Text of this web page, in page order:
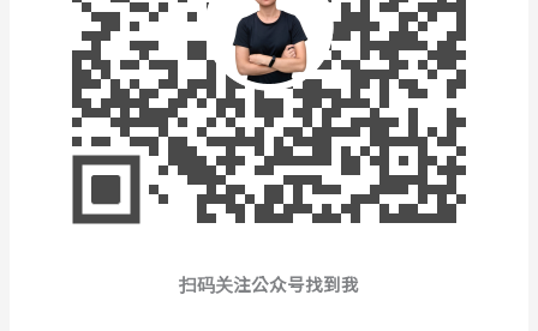
扫码关注公众号找到我